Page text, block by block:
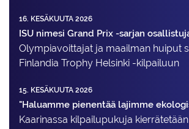
16. KESÄKUUTA 2026
ISU nimesi Grand Prix -sarjan
Olympiavoittajat ja maailman huiput
Finlandia Trophy Helsinki -kilpailuun
15. KESÄKUUTA 2026
"Haluamme pienentää lajimme
Kaarinassa kilpailupukuja